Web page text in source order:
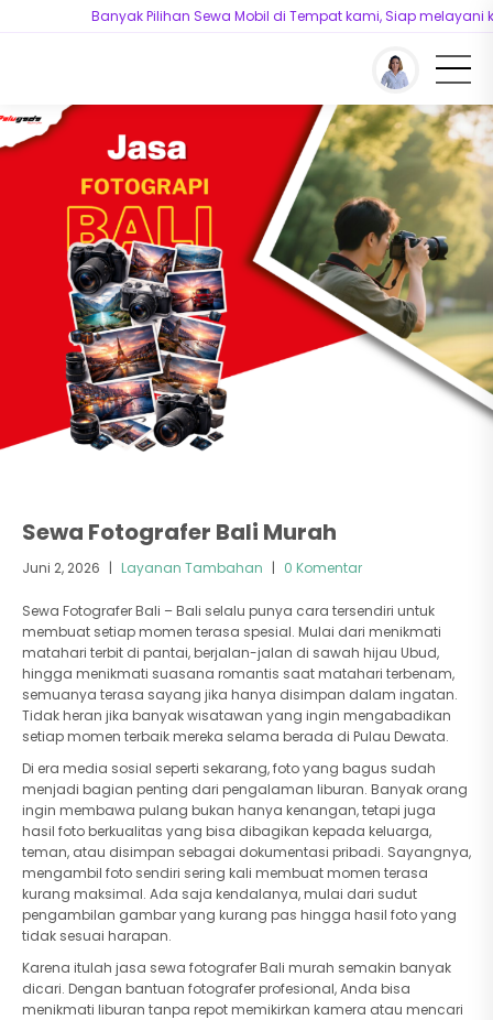
Banyak Pilihan Sewa Mobil di Tempat kami, Siap melayani
You are here :Beranda/Layanan Tambahan /Sewa Fotografer Bali Murah
Sewa Fotografer Bali Murah
Juni 2, 2026 | Layanan Tambahan | 0 Komentar
Sewa Fotografer Bali – Bali selalu punya cara tersendiri untuk
membuat setiap momen terasa spesial. Mulai dari menikmati
matahari terbit di pantai, berjalan-jalan di sawah hijau Ubud,
hingga menikmati suasana romantis saat matahari terbenam,
semuanya terasa sayang jika hanya disimpan dalam ingatan.
Tidak heran jika banyak wisatawan yang ingin mengabadikan
setiap momen terbaik mereka selama berada di Pulau Dewata.
Di era media sosial seperti sekarang, foto yang bagus sudah
menjadi bagian penting dari pengalaman liburan. Banyak orang
ingin membawa pulang bukan hanya kenangan, tetapi juga
hasil foto berkualitas yang bisa dibagikan kepada keluarga,
teman, atau disimpan sebagai dokumentasi pribadi. Sayangnya,
mengambil foto sendiri sering kali membuat momen terasa
kurang maksimal. Ada saja kendalanya, mulai dari sudut
pengambilan gambar yang kurang pas hingga hasil foto yang
tidak sesuai harapan.
Karena itulah jasa sewa fotografer Bali murah semakin banyak
dicari. Dengan bantuan fotografer profesional, Anda bisa
menikmati liburan tanpa repot memikirkan kamera atau mencari